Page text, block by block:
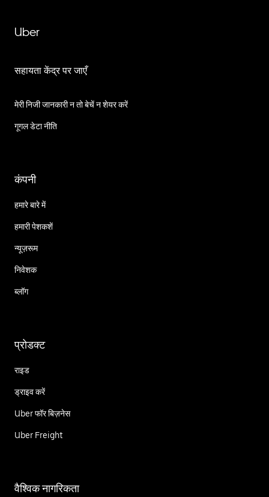
Uber
सहायता केंद्र पर जाएँ
मेरी निजी जानकारी न तो बेचें न शेयर करें
गूगल डेटा नीति
कंपनी
हमारे बारे में
हमारी पेशकशें
न्यूज़रूम
निवेशक
ब्लॉग
प्रोडक्ट
राइड
ड्राइव करें
Uber फॉर बिज़नेस
Uber Freight
वैश्विक नागरिकता